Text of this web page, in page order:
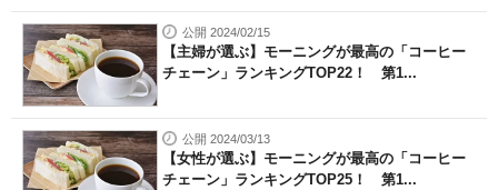
公開 2024/02/15
【主婦が選ぶ】モーニングが最高の「コーヒー
チェーン」ランキングTOP22！ 第1...
公開 2024/03/13
【女性が選ぶ】モーニングが最高の「コーヒー
チェーン」ランキングTOP25！ 第1...